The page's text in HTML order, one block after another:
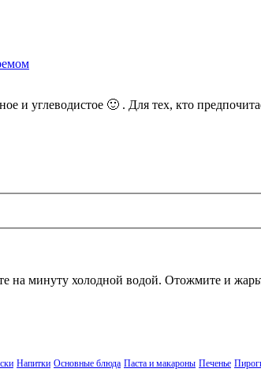
и углеводистое 🙂 . Для тех, кто
на минуту холодной водой. Отожмите и
Напитки Основные блюда Паста и макароны Печенье